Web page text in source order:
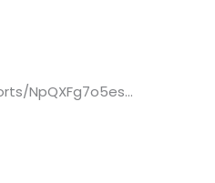
NpQXFg7o5es...